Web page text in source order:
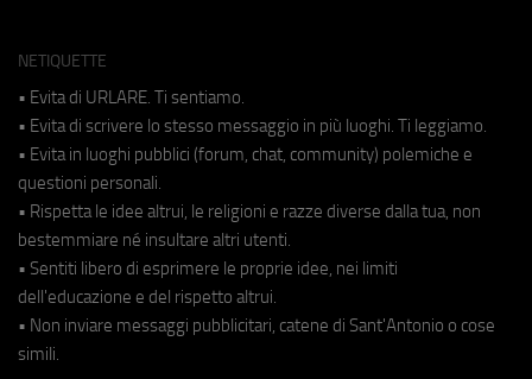
NETIQUETTE
• Evita di URLARE. Ti sentiamo.
• Evita di scrivere lo stesso messaggio in più luoghi. Ti leggiamo.
• Evita in luoghi pubblici (forum, chat, community) polemiche e
questioni personali.
• Rispetta le idee altrui, le religioni e razze diverse dalla tua, non
bestemmiare né insultare altri utenti.
• Sentiti libero di esprimere le proprie idee, nei limiti
dell'educazione e del rispetto altrui.
• Non inviare messaggi pubblicitari, catene di Sant'Antonio o cose
simili.